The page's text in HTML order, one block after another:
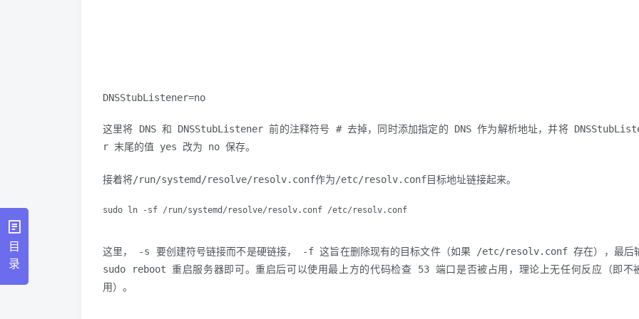
DNSStubListener=no
这里将 DNS 和 DNSStubListener 前的注释符号 # 去掉，同时添加指定的 DNS 作为解析地址，并将
r 末尾的值 yes 改为 no 保存。
接着将/run/systemd/resolve/resolv.conf作为/etc/resolv.conf目标地址链接起来。
sudo ln -sf /run/systemd/resolve/resolv.conf /etc/resolv.conf
这里， -s 要创建符号链接而不是硬链接， -f 这旨在删除现有的目标文件（如果 /etc/resolv.conf 存在），最后
sudo reboot 重启服务器即可。重启后可以使用最上方的代码检查 53 端口是否被占用，理论上无任何反应（即不
用）。
目
录